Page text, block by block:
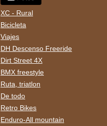
XC - Rural
Bicicleta
Viajes
DH Descenso Freeride
Dirt Street 4X
BMX freestyle
Ruta, triatlon
De todo
Retro Bikes
Enduro-All mountain